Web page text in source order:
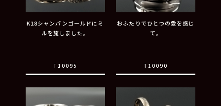
K18シャンパンゴールドにミ
ルを施しました。
T10095
おふたりでひとつの愛を感じ
て。
T10090